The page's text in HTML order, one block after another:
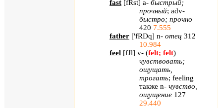
fast [fRst] a- быстрый;
прочный; adv-
быстро; прочно
420 7.555
father ['fRDq] n- отец 312
10.984
feel [fJl] v- (felt; felt)
чувствовать;
ощущать,
трогать; feeling
также n- чувство,
ощущение 127
29.440